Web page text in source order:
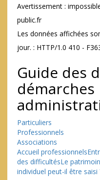
Avertissement :
public.fr
Les données affichées
jour. : HTTP/1.0 410 -
Guide des
démarches
Particuliers
Professionnels
Associations
Accueil professionnels
des difficultésLe
individuel peut-il être saisi